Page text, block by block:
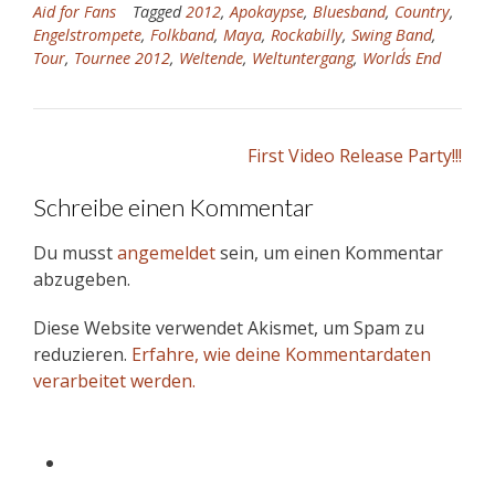
Aid for Fans
Tagged2012,Apokaypse, Bluesband, Country,
Engelstrompete, Folkband, Maya, Rockabilly, Swing Band,
Tour, Tournee 2012, Weltende, Weltuntergang, World´s End
First Video Release Party!!!
Schreibe einen Kommentar
Du musstangemeldetsein, um einen Kommentar
abzugeben.
Diese Website verwendet Akismet, um Spam zu
reduzieren. Erfahre, wie deine Kommentardaten
verarbeitet werden.